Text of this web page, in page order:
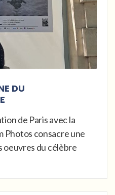
DU
de Paris avec la
Photos consacre une
du célèbre